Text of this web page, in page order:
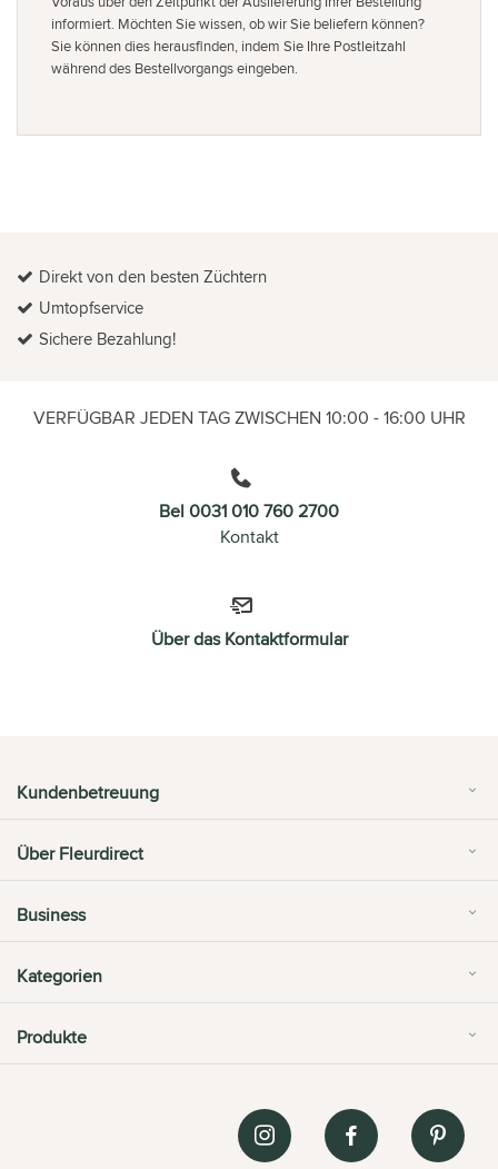
informiert. Möchten Sie wissen, ob wir Sie beliefern können?
Sie können dies herausfinden, indem Sie Ihre Postleitzahl
während des Bestellvorgangs eingeben.
Direkt von den besten Züchtern
Umtopfservice
Sichere Bezahlung!
VERFÜGBAR JEDEN TAG ZWISCHEN 10:00 - 16:00 UHR
Bel 0031 010 760 2700
Kontakt
Über das Kontaktformular
Kundenbetreuung
Über Fleurdirect
Business
Kategorien
Produkte